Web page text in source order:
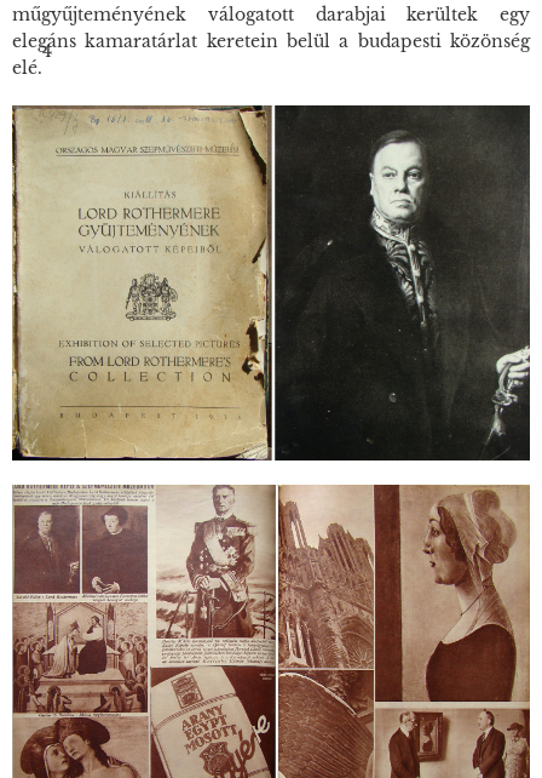
műgyűjteményének válogatott darabjai kerültek egy
elegáns kamaratárlat keretein belül a budapesti közönség
elé.
4